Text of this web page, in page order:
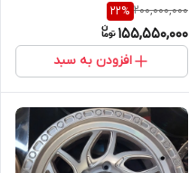
200,000,000
22%
155,550,000
افزودن به سبد